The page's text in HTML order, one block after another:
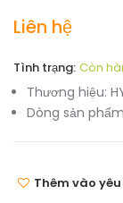
Liên hệ
Tình trạng: Còn
Thương hiệu:
Dòng sản
Thêm vào